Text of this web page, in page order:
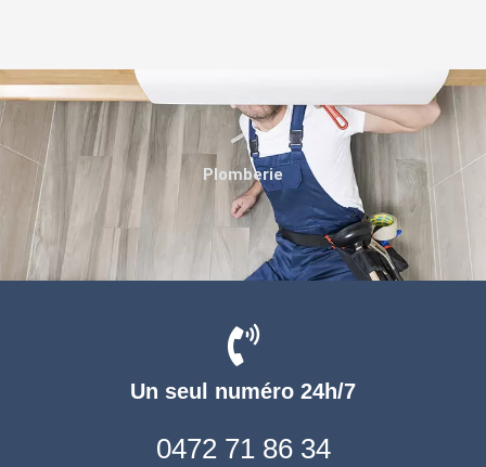
Un seul numéro 24h/7
0472 71 86 34
Plomberie